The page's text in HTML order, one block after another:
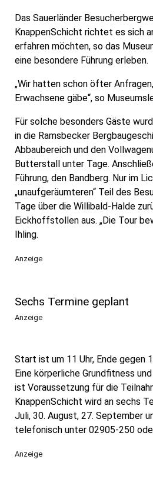
Das Sauerländer
KnappenSchicht richtet es sich
erfahren möchten, so das
eine besondere Führung erleben.
„Wir hatten schon öfter
Erwachsene gäbe“, so
Für solche besonders Gäste
in die Ramsbecker
Abbaubereich und den
Butterstall unter Tage.
Führung, den Bandberg. Nur im
„unaufgeräumteren“ Teil des
Tage über die Willibald-Halde
Eickhoffstollen aus. „Die Tour
Ihling.
Anzeige
Sechs Termine geplant
Anzeige
Start ist um 11 Uhr, Ende gegen
Eine körperliche Grundfitness
ist Voraussetzung für die
KnappenSchicht wird an sechs
Juli, 30. August, 27. September
telefonisch unter 02905-250
Anzeige